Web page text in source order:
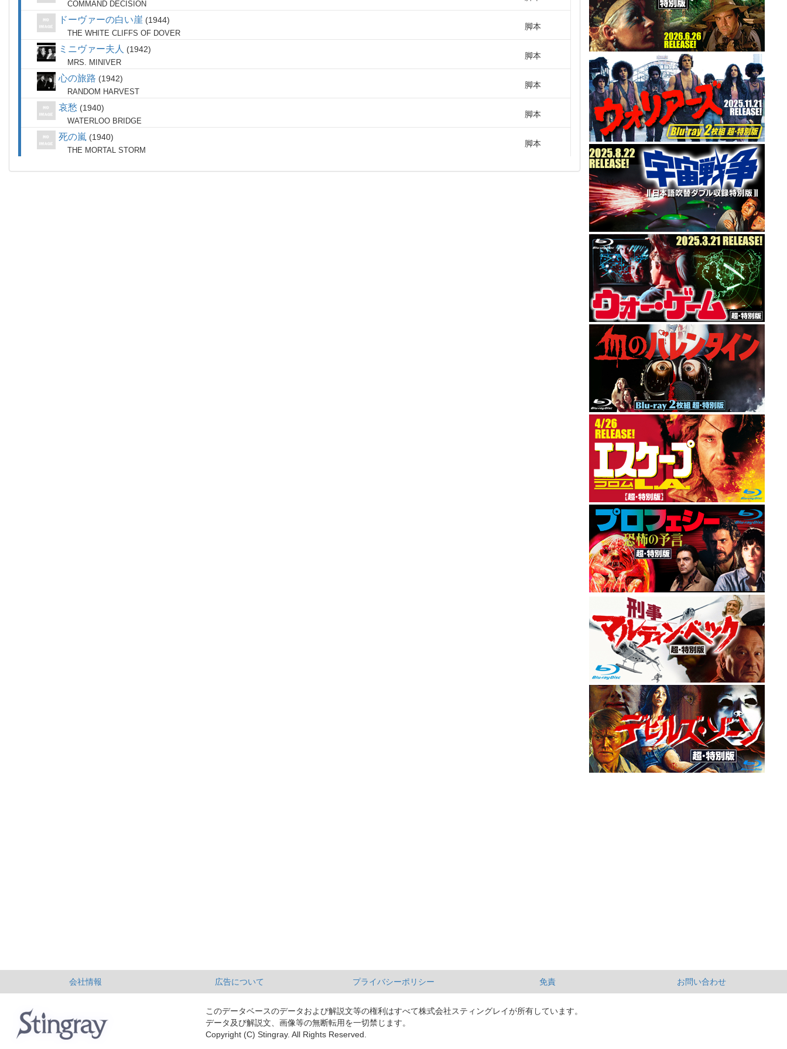
COMMAND DECISION
ドーヴァーの白い崖 1944
THE WHITE CLIFFS OF DOVER
脚本
ミニヴァー夫人 1942
MRS. MINIVER
脚本
心の旅路 1942
RANDOM HARVEST
脚本
哀愁 1940
WATERLOO BRIDGE
脚本
死の嵐 1940
THE MORTAL STORM
脚本
会社情報 広告について プライバシーポリシー 免責 お問い合わせ
このデータベースのデータおよび解説文等の権利はすべて株式会社スティングレイが所有しています。
データ及び解説文、画像等の無断転用を一切禁じます。
Copyright (C) Stingray. All Rights Reserved.